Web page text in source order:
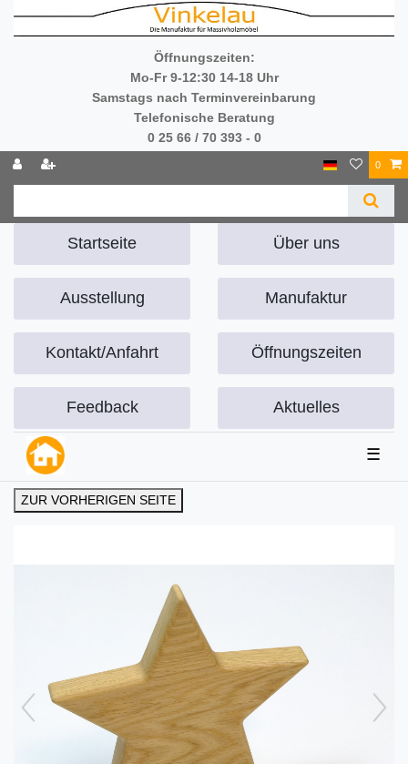
Öffnungszeiten:
Mo-Fr 9-12:30 14-18 Uhr
Samstags nach Terminvereinbarung
Telefonische Beratung
0 25 66 / 70 393 - 0
0
Startseite Über uns
Ausstellung Manufaktur
Kontakt/Anfahrt Öffnungszeiten
Feedback Aktuelles
☰
ZUR VORHERIGEN SEITE